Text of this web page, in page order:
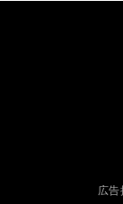
広